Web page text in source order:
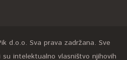
d.o.o. Sva prava zadržana. Sve
intelektualno vlasništvo njihovih